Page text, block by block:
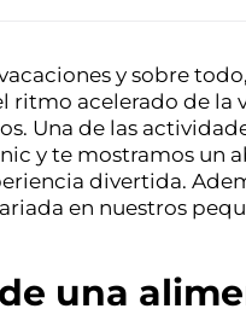
y sobre
ritmo acelerado de
Una de las
y te mostramos un
divertida.
en nuestros
una